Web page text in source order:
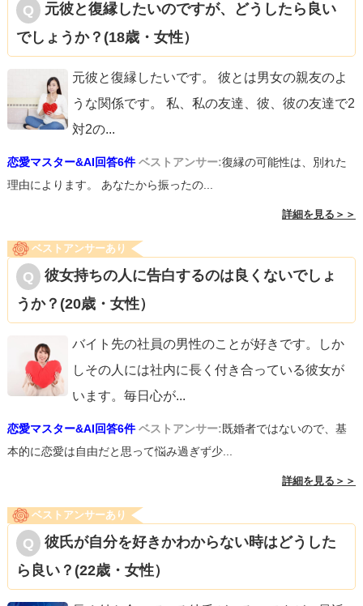
元彼と復縁したいのですが、どうしたら良い
でしょうか？(18歳・女性）
元彼と復縁したいです。 彼とは男女の親友のよ
うな関係です。 私、私の友達、彼、彼の友達で2
対2の...
恋愛マスター&AI回答6件 ベストアンサー:復縁の可能性は、別れた
理由によります。 あなたから振ったの...
詳細を見る＞＞
ベストアンサーあり
彼女持ちの人に告白するのは良くないでしょ
うか？(20歳・女性）
バイト先の社員の男性のことが好きです。しか
しその人には社内に長く付き合っている彼女が
います。毎日心が...
恋愛マスター&AI回答6件 ベストアンサー:既婚者ではないので、基
本的に恋愛は自由だと思って悩み過ぎず少...
詳細を見る＞＞
ベストアンサーあり
彼氏が自分を好きかわからない時はどうした
ら良い？(22歳・女性）